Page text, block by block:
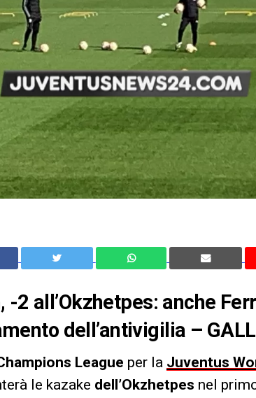
2 all’Okzhetpes: anche
dell’antivigilia –
League per la Juventus
le kazake dell’Okzhetpes nel